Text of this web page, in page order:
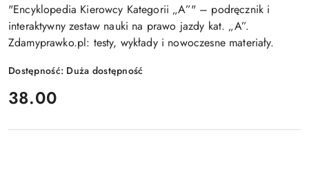
"Encyklopedia Kierowcy Kategorii „A”" – podręcznik i
interaktywny zestaw nauki na prawo jazdy kat. „A”.
Zdamyprawko.pl: testy, wykłady i nowoczesne materiały.
Dostępność: Duża dostępność
cena:
38.00